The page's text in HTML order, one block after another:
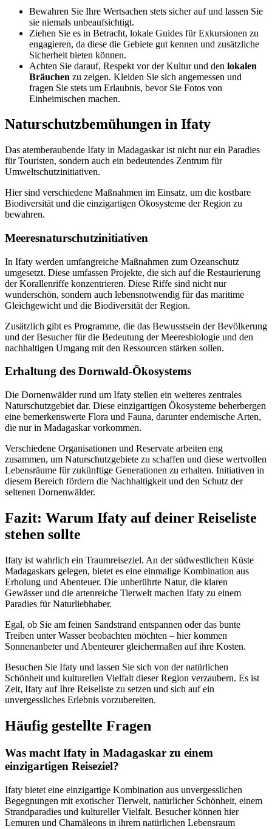
Bewahren Sie Ihre Wertsachen stets sicher auf und lassen Sie
sie niemals unbeaufsichtigt.
Ziehen Sie es in Betracht, lokale Guides für Exkursionen zu
engagieren, da diese die Gebiete gut kennen und zusätzliche
Sicherheit bieten können.
Achten Sie darauf, Respekt vor der Kultur und den lokalen
Bräuchen zu zeigen. Kleiden Sie sich angemessen und
fragen Sie stets um Erlaubnis, bevor Sie Fotos von
Einheimischen machen.
Naturschutzbemühungen in Ifaty
Das atemberaubende Ifaty in Madagaskar ist nicht nur ein Paradies
für Touristen, sondern auch ein bedeutendes Zentrum für
Umweltschutzinitiativen.
Hier sind verschiedene Maßnahmen im Einsatz, um die kostbare
Biodiversität und die einzigartigen Ökosysteme der Region zu
bewahren.
Meeresnaturschutzinitiativen
In Ifaty werden umfangreiche Maßnahmen zum Ozeanschutz
umgesetzt. Diese umfassen Projekte, die sich auf die Restaurierung
der Korallenriffe konzentrieren. Diese Riffe sind nicht nur
wunderschön, sondern auch lebensnotwendig für das maritime
Gleichgewicht und die Biodiversität der Region.
Zusätzlich gibt es Programme, die das Bewusstsein der Bevölkerung
und der Besucher für die Bedeutung der Meeresbiologie und den
nachhaltigen Umgang mit den Ressourcen stärken sollen.
Erhaltung des Dornwald-Ökosystems
Die Dornenwälder rund um Ifaty stellen ein weiteres zentrales
Naturschutzgebiet dar. Diese einzigartigen Ökosysteme beherbergen
eine bemerkenswerte Flora und Fauna, darunter endemische Arten,
die nur in Madagaskar vorkommen.
Verschiedene Organisationen und Reservate arbeiten eng
zusammen, um Naturschutzgebiete zu schaffen und diese wertvollen
Lebensräume für zukünftige Generationen zu erhalten. Initiativen in
diesem Bereich fördern die Nachhaltigkeit und den Schutz der
seltenen Dornenwälder.
Fazit: Warum Ifaty auf deiner Reiseliste
stehen sollte
Ifaty ist wahrlich ein Traumreiseziel. An der südwestlichen Küste
Madagaskars gelegen, bietet es eine einmalige Kombination aus
Erholung und Abenteuer. Die unberührte Natur, die klaren
Gewässer und die artenreiche Tierwelt machen Ifaty zu einem
Paradies für Naturliebhaber.
Egal, ob Sie am feinen Sandstrand entspannen oder das bunte
Treiben unter Wasser beobachten möchten – hier kommen
Sonnenanbeter und Abenteurer gleichermaßen auf ihre Kosten.
Besuchen Sie Ifaty und lassen Sie sich von der natürlichen
Schönheit und kulturellen Vielfalt dieser Region verzaubern. Es ist
Zeit, Ifaty auf Ihre Reiseliste zu setzen und sich auf ein
unvergessliches Erlebnis vorzubereiten.
Häufig gestellte Fragen
Was macht Ifaty in Madagaskar zu einem
einzigartigen Reiseziel?
Ifaty bietet eine einzigartige Kombination aus unvergesslichen
Begegnungen mit exotischer Tierwelt, natürlicher Schönheit, einem
Strandparadies und kultureller Vielfalt. Besucher können hier
Lemuren und Chamäleons in ihrem natürlichen Lebensraum